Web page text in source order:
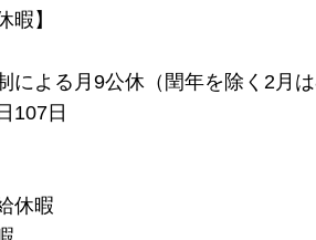
暇】
による月9公休（閏年を除く2月
107日
休暇